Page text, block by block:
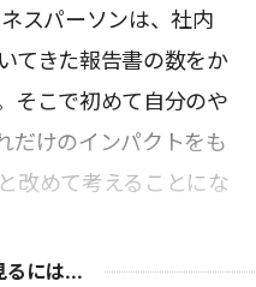
スパーソンは、社内
てきた報告書の数をか
そこで初めて自分のや
だけのインパクトをも
改めて考えることにな
るには...